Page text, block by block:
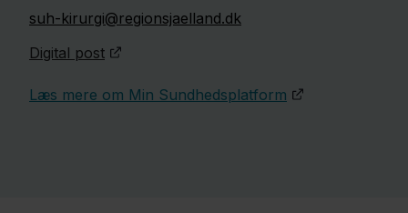
suh-kirurgi@regionsjaelland.dk
Digital post
Læs mere om Min Sundhedsplatform